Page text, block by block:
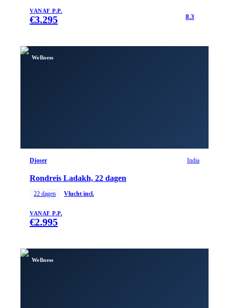
VANAF P.P.
€3.295 8.3
Wellness
Djoser India
Rondreis Ladakh, 22 dagen
22 dagen Vlucht incl.
VANAF P.P.
€2.995
Wellness